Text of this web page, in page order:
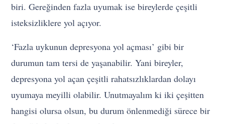
biri. Gereğinden fazla uyumak ise bireylerde çeşitli
isteksizliklere yol açıyor.
‘Fazla uykunun depresyona yol açması’ gibi bir
durumun tam tersi de yaşanabilir. Yani bireyler,
depresyona yol açan çeşitli rahatsızlıklardan dolayı
uyumaya meyilli olabilir. Unutmayalım ki iki çeşitten
hangisi olursa olsun, bu durum önlenmediği sürece bir